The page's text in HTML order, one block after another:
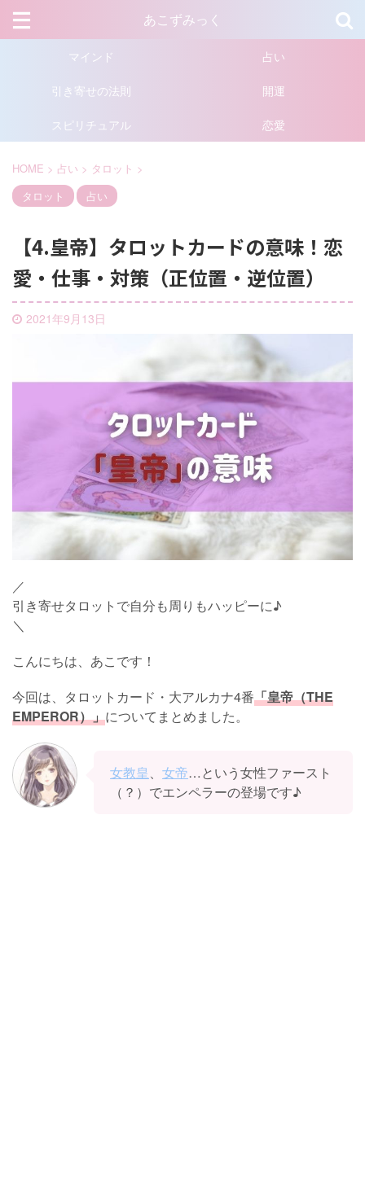
あこずみっく
マインド
占い
引き寄せの法則
開運
スピリチュアル
恋愛
HOME > 占い > タロット >
タロット
占い
【4.皇帝】タロットカードの意味！恋
愛・仕事・対策（正位置・逆位置）
2021年9月13日
／
引き寄せタロットで自分も周りもハッピーに♪
＼
こんにちは、あこです！
今回は、タロットカード・大アルカナ4番「皇帝（THE
EMPEROR）」についてまとめました。
女教皇、 女帝…という女性ファースト
（？）でエンペラーの登場です♪